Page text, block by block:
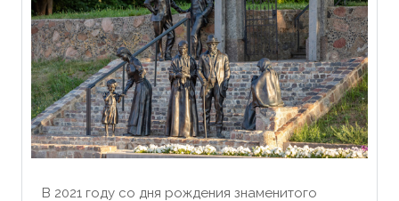
В 2021 году со дня рождения знаменитого